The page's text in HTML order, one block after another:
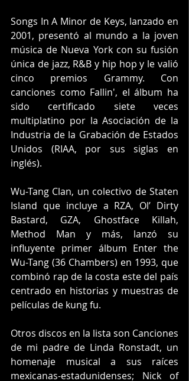
Songs In A Minor de Keys, lanzado en
2001, presentó al mundo a la joven
música de Nueva York con su fusión
única de jazz, R&B y hip hop y le valió
cinco premios Grammy. Con
canciones como Fallin', el álbum ha
sido certificado siete veces
multiplatino por la Asociación de la
Industria de la Grabación de Estados
Unidos (RIAA, por sus siglas en
inglés).
Wu-Tang Clan, un colectivo de Staten
Island que incluye a RZA, Ol’ Dirty
Bastard, GZA, Ghostface Killah,
Method Man y más, lanzó su
influyente primer álbum Enter the
Wu-Tang (36 Chambers) en 1993, que
combinó rap de la costa este del país
centrado en historias y muestras de
películas de kung fu.
Otros discos en la lista son Canciones
de mi padre de Linda Ronstadt, un
homenaje musical a sus raíces
mexicanas-estadunidenses; Nick of